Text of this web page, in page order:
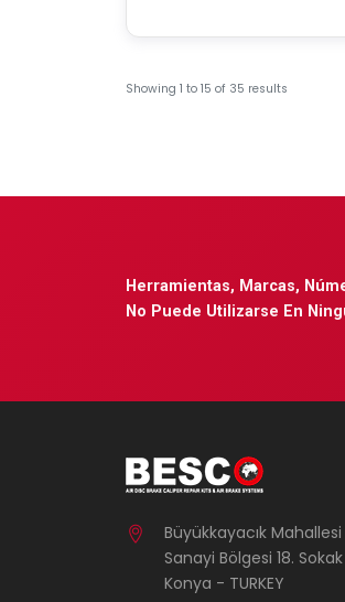
Showing 1 to 15 of 35 results
Herramientas, Marcas,
No Puede Utilizarse En
Büyükkayacık
Sanayi Bölgesi 18.
Konya - TURKEY